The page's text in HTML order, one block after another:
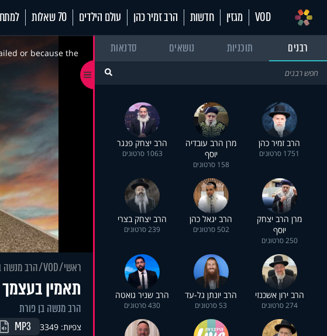
VOD מגזין חדשות הרב זמיר כהן עולם הילדים 70 שאלות
רבנים
תוכניות נושאים סדנאות
הרב זמיר כהן
1751 סרטונים
מרן הרב עובדיה
יוסף
158 סרטונים
הרב יצחק פנגר
1063 סרטונים
מרן הרב יצחק
יוסף
250 סרטונים
הרב יגאל כהן
502 סרטונים
הרב יצחק בצרי
239 סרטונים
הרב ירון אשכנזי
274 סרטונים
הרב יונתן גל-עד
53 סרטונים
הרב שניר גואטה
430 סרטונים
or because the
ראשי VOD הרב מנשה
תאמין בעצמך
הרב מנשה בן פורת
צפיות: 3349 MP3